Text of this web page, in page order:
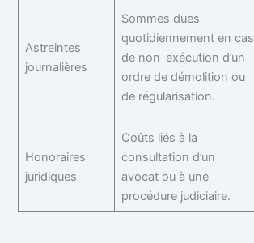
Astreintes
journalières
Sommes dues
quotidiennement en cas
de non-exécution d’un
ordre de démolition ou
de régularisation.
Honoraires
juridiques
Coûts liés à la
consultation d’un
avocat ou à une
procédure judiciaire.